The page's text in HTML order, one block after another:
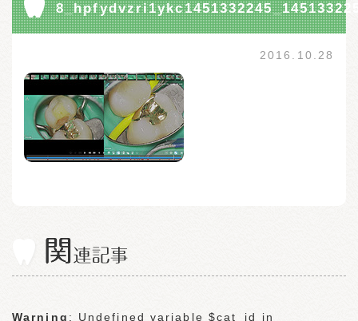
2016.10.28
Warning : Undefined variable $cat_id in